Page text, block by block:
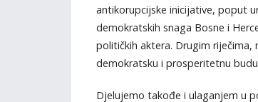
antikorupcijske inicijative, poput
demokratskih snaga Bosne i
političkih aktera. Drugim
demokratsku i prosperitetnu
Djelujemo takođe i ulaganjem u